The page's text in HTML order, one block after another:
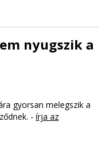
nyugszik a
gyorsan melegszik a
- írja az